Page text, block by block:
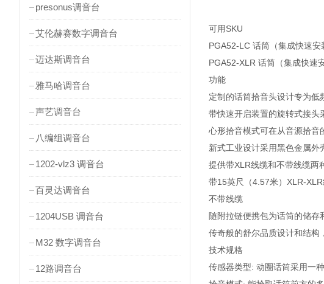
presonus调音台
艾伦赫赛数字调音台
迈达斯调音台
雅马哈调音台
声艺调音台
八编组调音台
1202-vlz3 调音台
百灵达调音台
1204USB 调音台
M32 数字调音台
12路调音台
可用SKU
PGA52-LC 话筒（集成快速安
PGA52-XLR 话筒（集成快速
功能
定制的话筒拾音头设计专为低
带快速开启装置的旋转式接头
心形拾音模式可在从音源拾音
新式工业设计采用黑色金属外
提供带XLR线缆和不带线缆两
带15英尺（4.57米）XLR-
不带线缆
随附拉链便携包为话筒的储存
传奇般的舒尔品质设计和结构
技术规格
传感器类型: 动圈话筒采用一